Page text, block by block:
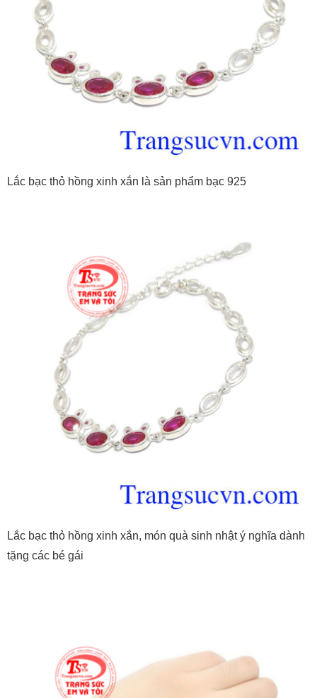
Lắc bạc thỏ hồng xinh xắn là sản phẩm bạc 925
Lắc bạc thỏ hồng xinh xắn, món quà sinh nhật ý nghĩa dành
tặng các bé gái